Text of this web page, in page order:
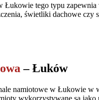
Łukowie tego typu
świetliki dachowe
– Łuków
namiotowe w Łukowie w
wykorzystywane są jako